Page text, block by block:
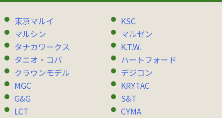
東京マルイ
KSC
マルシン
マルゼン
タナカワークス
K.T.W.
タニオ・コバ
ハートフォード
クラウンモデル
デジコン
MGC
KRYTAC
G&G
S&T
LCT
CYMA